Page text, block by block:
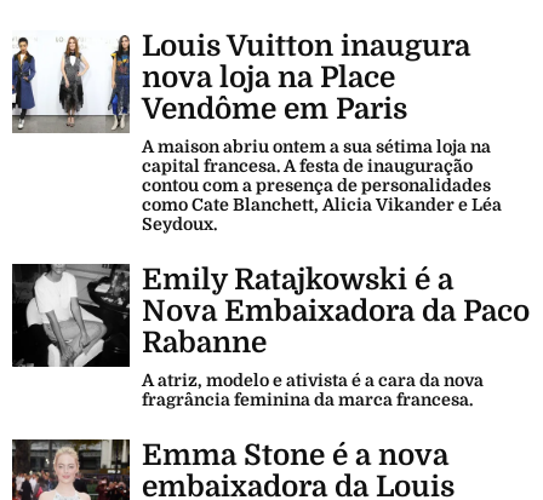
Louis Vuitton inaugura
nova loja na Place
Vendôme em Paris
A maison abriu ontem a sua sétima loja na
capital francesa. A festa de inauguração
contou com a presença de personalidades
como Cate Blanchett, Alicia Vikander e Léa
Seydoux.
Emily Ratajkowski é a
Nova Embaixadora da Paco
Rabanne
A atriz, modelo e ativista é a cara da nova
fragrância feminina da marca francesa.
Emma Stone é a nova
embaixadora da Louis